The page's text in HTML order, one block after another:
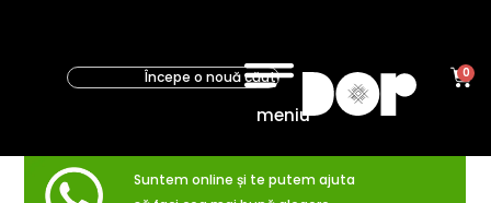
meniu
0
Suntem online și te putem ajuta